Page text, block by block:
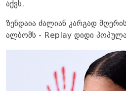
აქვს.
ზენდაია ძალიან კარგად
ალბომს - Replay დიდი